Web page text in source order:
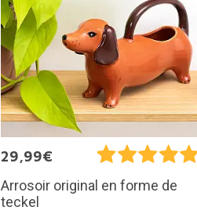
29,99€
Arrosoir original en forme de
teckel